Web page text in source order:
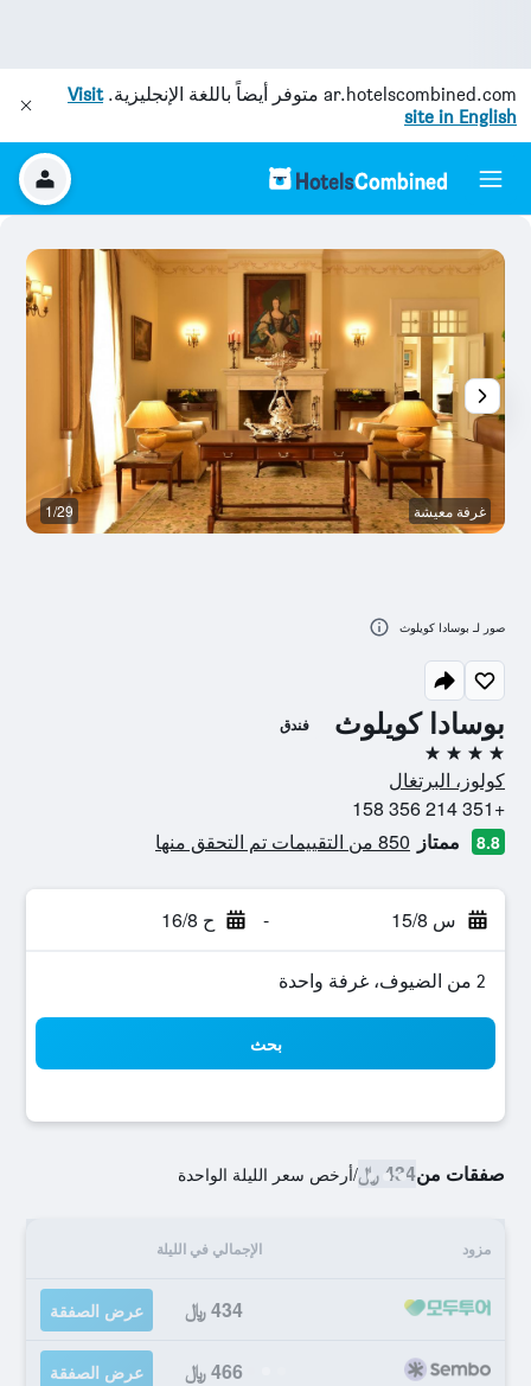
ar.hotelscombined.com متوفر أيضاً باللغة الإنجليزية.Visit
site in English
بوسادا كويلوث فندق
4 نجوم
كولوز، البرتغال
+351 214 356 158
8.8 ممتاز 850 من التقييمات تم التحقق منها
س 15/8 - ح 16/8
2 من الضيوف، غرفة واحدة
بحث
صفقات من434 ﷼ /أرخص سعر الليلة الواحدة
مزود الإجمالي في الليلة
434 ﷼ عرض الصفقة
466 ﷼ عرض الصفقة
غرفة معيشة 1/29
صور لـ بوسادا كويلوث